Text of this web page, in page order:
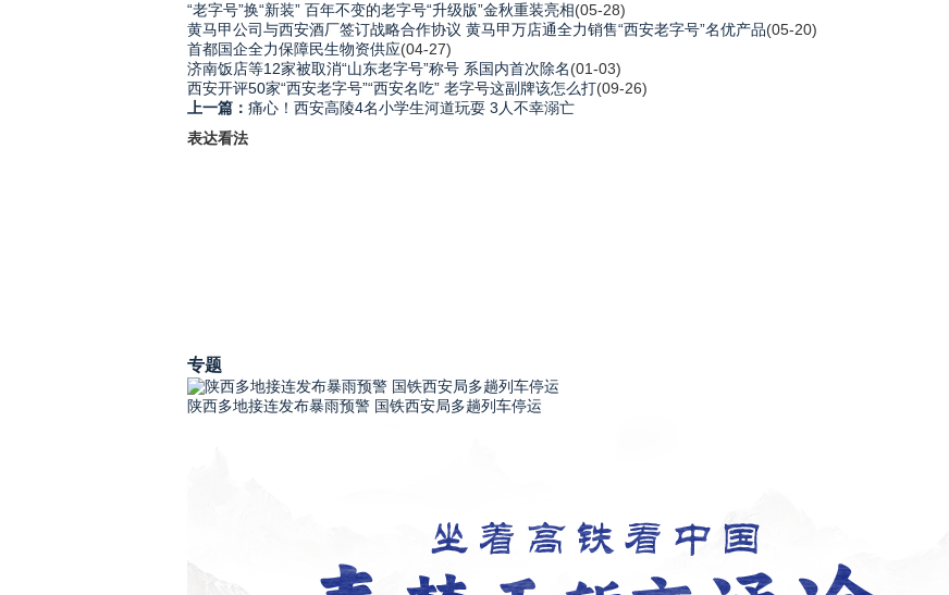
“老字号”换“新装” 百年不变的老字号“升级版”金秋重装亮相(05-28)
黄马甲公司与西安酒厂签订战略合作协议 黄马甲万店通全力销售“西安老字号”名优产品(05-20)
首都国企全力保障民生物资供应(04-27)
济南饭店等12家被取消“山东老字号”称号 系国内首次除名(01-03)
西安开评50家“西安老字号”“西安名吃” 老字号这副牌该怎么打(09-26)
上一篇： 痛心！西安高陵4名小学生河道玩耍 3人不幸溺亡
表达看法
专题
陕西多地接连发布暴雨预警 国铁西安局多趟列车停运